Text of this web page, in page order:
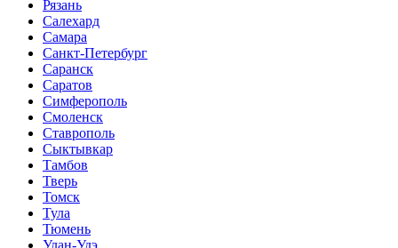
Рязань
Салехард
Самара
Санкт-Петербург
Саранск
Саратов
Симферополь
Смоленск
Ставрополь
Сыктывкар
Тамбов
Тверь
Томск
Тула
Тюмень
Улан-Удэ